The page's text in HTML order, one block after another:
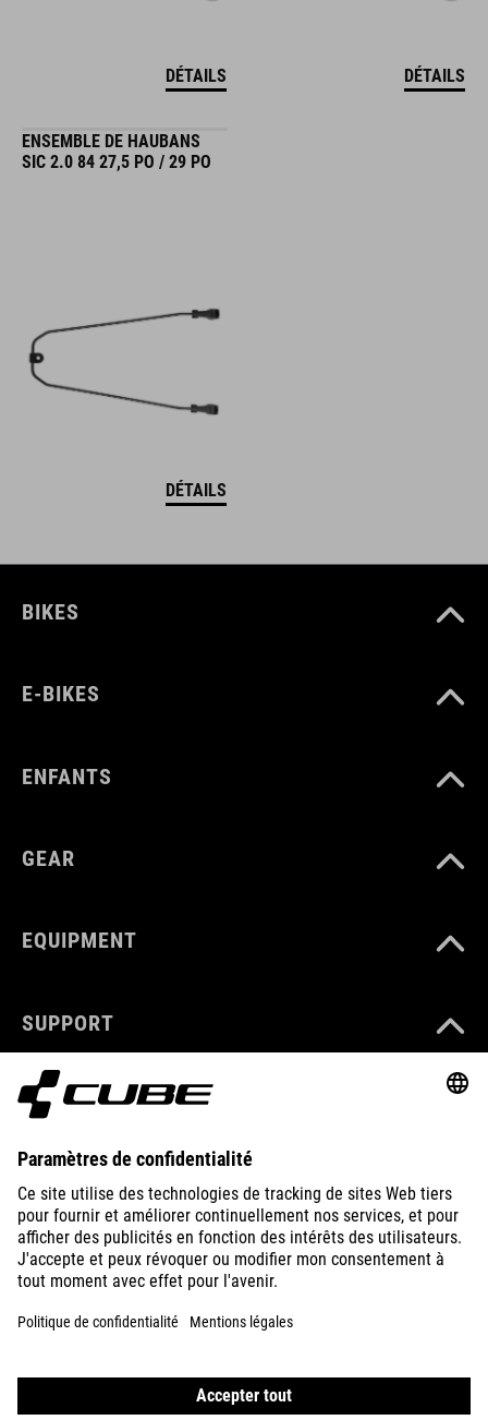
DÉTAILS DÉTAILS
ENSEMBLE DE HAUBANS
SIC 2.0 84 27,5 PO / 29 PO
DÉTAILS
BIKES
E-BIKES
ENFANTS
GEAR
EQUIPMENT
SUPPORT
ABOUT US
EXPLORE